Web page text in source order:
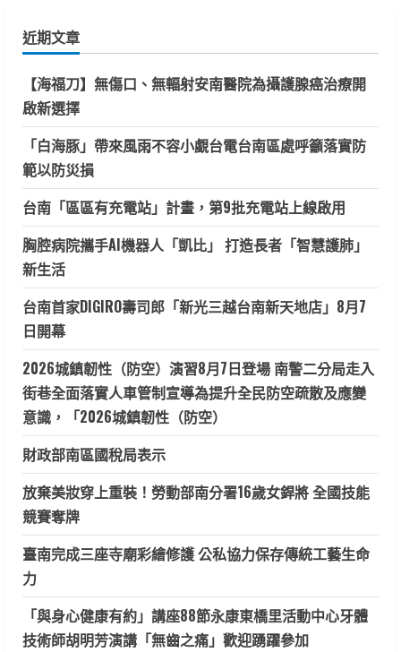
字:
近期文章
【海福刀】無傷口、無輻射安南醫院為攝護腺癌治療開
啟新選擇
「白海豚」帶來風雨不容小覷台電台南區處呼籲落實防
範以防災損
台南「區區有充電站」計畫，第9批充電站上線啟用
胸腔病院攜手AI機器人「凱比」 打造長者「智慧護肺」
新生活
台南首家DIGIRO壽司郎「新光三越台南新天地店」8月7
日開幕
2026城鎮韌性（防空）演習8月7日登場 南警二分局走入
街巷全面落實人車管制宣導為提升全民防空疏散及應變
意識，「2026城鎮韌性（防空）
財政部南區國稅局表示
放棄美妝穿上重裝！勞動部南分署16歲女銲將 全國技能
競賽奪牌
臺南完成三座寺廟彩繪修護 公私協力保存傳統工藝生命
力
「與身心健康有約」講座88節永康東橋里活動中心牙體
技術師胡明芳演講「無齒之痛」歡迎踴躍參加